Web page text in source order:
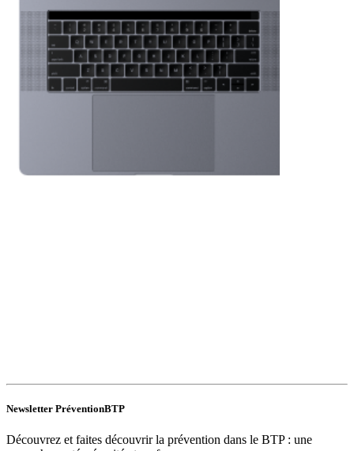
Newsletter PréventionBTP
Découvrez et faites découvrir la prévention dans le BTP : une